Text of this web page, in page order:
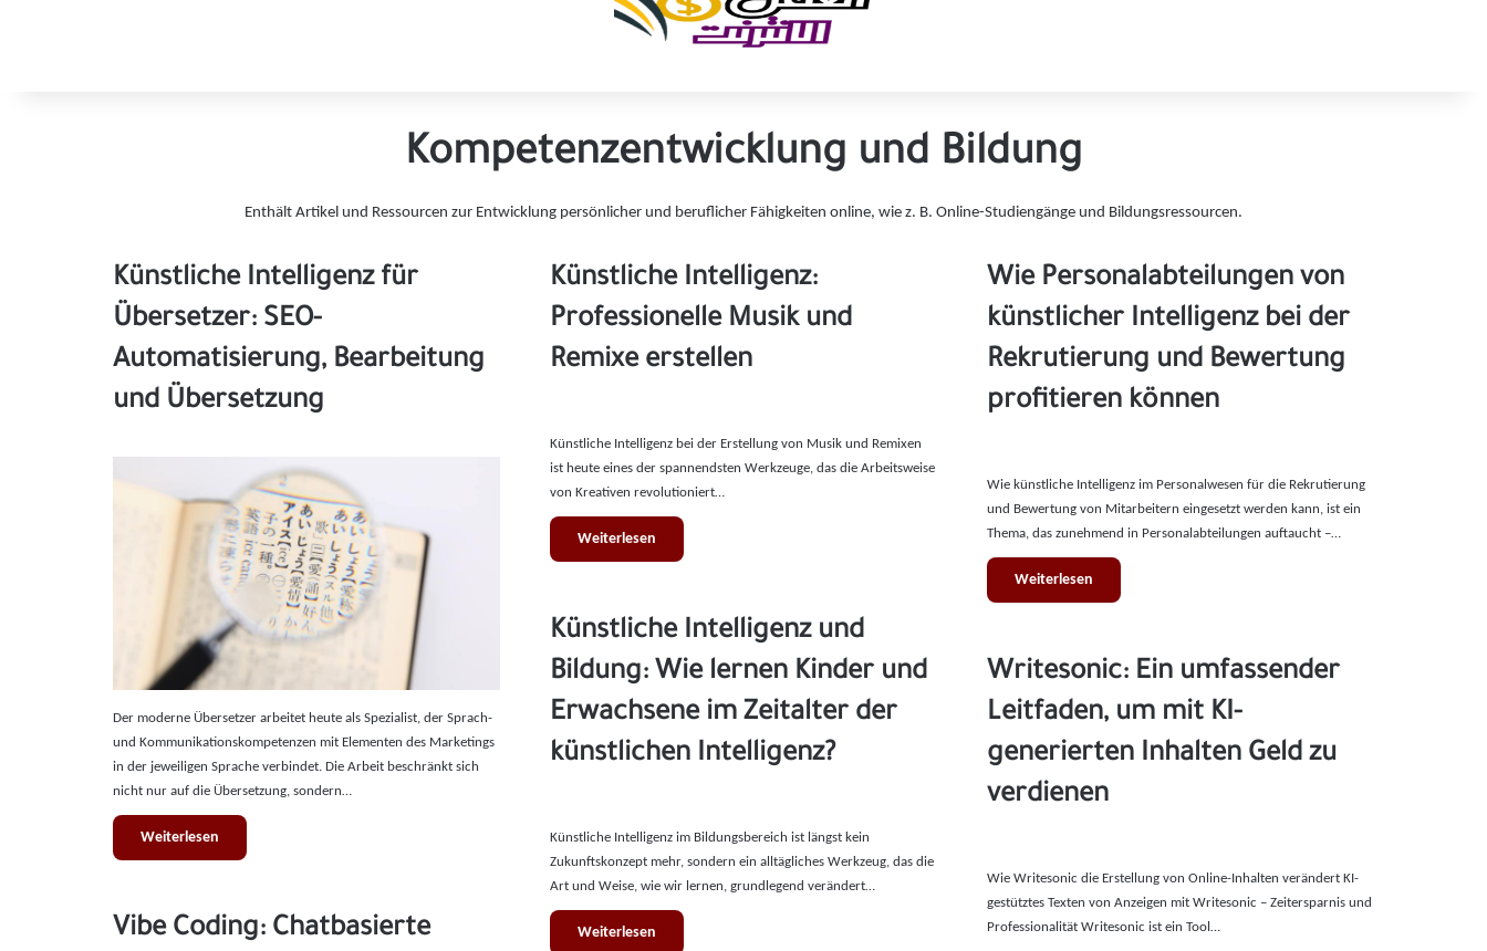
Kompetenzentwicklung und Bildung
Enthält Artikel und Ressourcen zur Entwicklung persönlicher und beruflicher Fähigkeiten online, wie z. B. Online-Studiengänge und Bildungsressourcen.
Künstliche Intelligenz für
Übersetzer: SEO-
Automatisierung, Bearbeitung
und Übersetzung
Der moderne Übersetzer arbeitet heute als Spezialist, der Sprach-
und Kommunikationskompetenzen mit Elementen des Marketings
in der jeweiligen Sprache verbindet. Die Arbeit beschränkt sich
nicht nur auf die Übersetzung, sondern…
Weiterlesen
Künstliche Intelligenz:
Professionelle Musik und
Remixe erstellen
Künstliche Intelligenz bei der Erstellung von Musik und Remixen
ist heute eines der spannendsten Werkzeuge, das die Arbeitsweise
von Kreativen revolutioniert…
Weiterlesen
Wie Personalabteilungen von
künstlicher Intelligenz bei der
Rekrutierung und Bewertung
profitieren können
Wie künstliche Intelligenz im Personalwesen für die Rekrutierung
und Bewertung von Mitarbeitern eingesetzt werden kann, ist ein
Thema, das zunehmend in Personalabteilungen auftaucht –…
Weiterlesen
Künstliche Intelligenz und
Bildung: Wie lernen Kinder und
Erwachsene im Zeitalter der
künstlichen Intelligenz?
Künstliche Intelligenz im Bildungsbereich ist längst kein
Zukunftskonzept mehr, sondern ein alltägliches Werkzeug, das die
Art und Weise, wie wir lernen, grundlegend verändert…
Weiterlesen
Writesonic: Ein umfassender
Leitfaden, um mit KI-
generierten Inhalten Geld zu
verdienen
Wie Writesonic die Erstellung von Online-Inhalten verändert KI-
gestütztes Texten von Anzeigen mit Writesonic – Zeitersparnis und
Professionalität Writesonic ist ein Tool…
Vibe Coding: Chatbasierte